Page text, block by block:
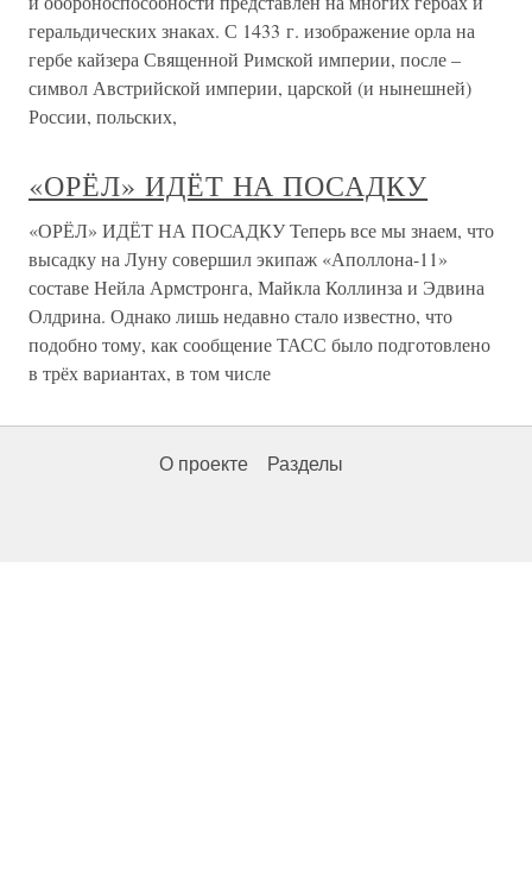
геральдических знаках. С 1433 г. изображение орла на
гербе кайзера Священной Римской империи, после –
символ Австрийской империи, царской (и нынешней)
России, польских,
«ОРЁЛ» ИДЁТ НА ПОСАДКУ
«ОРЁЛ» ИДЁТ НА ПОСАДКУ Теперь все мы знаем, что
высадку на Луну совершил экипаж «Аполлона-11»
составе Нейла Армстронга, Майкла Коллинза и Эдвина
Олдрина. Однако лишь недавно стало известно, что
подобно тому, как сообщение ТАСС было подготовлено
в трёх вариантах, в том числе
О проекте Разделы